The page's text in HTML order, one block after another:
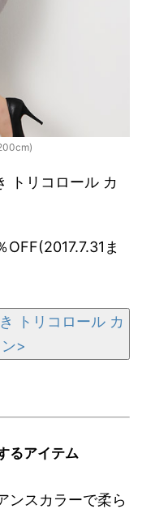
トリコロール カ
ま
トリコロール カ
>
るアイテム
ンスカラーで柔ら